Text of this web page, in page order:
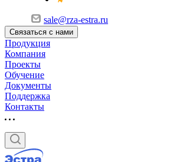
sale@rza-estra.ru
Связаться с нами
Продукция
Компания
Проекты
Обучение
Документы
Поддержка
Контакты